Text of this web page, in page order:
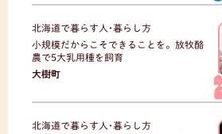
北海道で暮らす人･暮らし方
小規模だからこそできることを。放牧酪
農で5大乳用種を飼育
大樹町
北海道で暮らす人･暮らし方